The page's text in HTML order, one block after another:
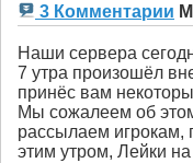
3 Комментарии
Наши сервера
7 утра произошёл
принёс вам
Мы сожалеем об
рассылаем игрокам,
этим утром, Лейки